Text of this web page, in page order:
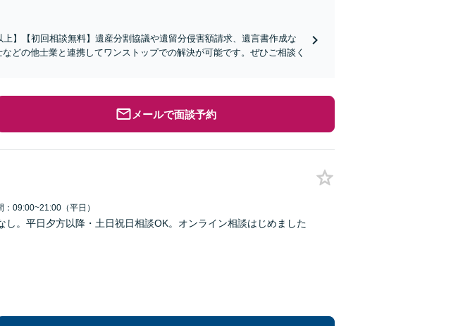
上】【初回相談無料】遺産分割協議や遺留分侵害額請求、遺言書作成な
どの他士業と連携してワンストップでの解決が可能です。ぜひご相談く
メールで面談予約
：09:00~21:00（平日）
。平日夕方以降・土日祝日相談OK。オンライン相談はじめました